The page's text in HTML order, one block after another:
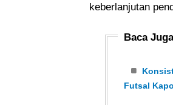
keberlanjutan
Baca Juga
Futsal